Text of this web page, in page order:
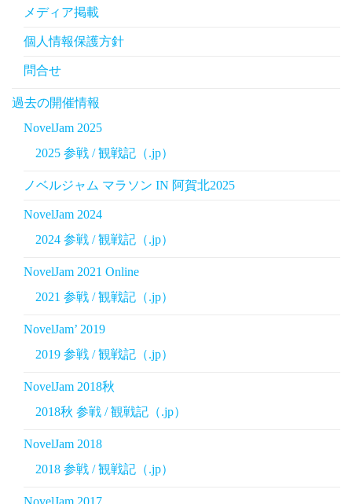
メディア掲載
個人情報保護方針
問合せ
過去の開催情報
NovelJam 2025
2025 参戦 / 観戦記（.jp）
ノベルジャム マラソン IN 阿賀北2025
NovelJam 2024
2024 参戦 / 観戦記（.jp）
NovelJam 2021 Online
2021 参戦 / 観戦記（.jp）
NovelJam’ 2019
2019 参戦 / 観戦記（.jp）
NovelJam 2018秋
2018秋 参戦 / 観戦記（.jp）
NovelJam 2018
2018 参戦 / 観戦記（.jp）
NovelJam 2017